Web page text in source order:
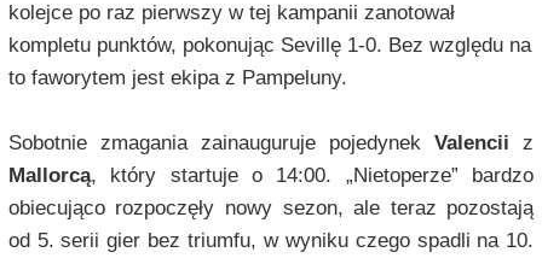
kolejce po raz pierwszy w tej kampanii zanotował
kompletu punktów, pokonując Sevillę 1-0. Bez względu na
to faworytem jest ekipa z Pampeluny.
Sobotnie zmagania zainauguruje pojedynekValencii z
Mallorcą, który startuje o 14:00. „Nietoperze” bardzo
obiecująco rozpoczęły nowy sezon, ale teraz pozostają
od 5. serii gier bez triumfu, w wyniku czego spadli na 10.